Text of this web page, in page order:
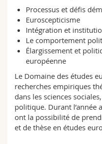
Processus et défis
Euroscepticisme
Intégration et
Le comportement
Élargissement et
européenne
Le Domaine des études
recherches empiriques
dans les sciences
politique. Durant l’année
ont la possibilité de
et de thèse en études